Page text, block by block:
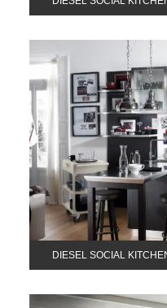
DIESEL SOCIAL